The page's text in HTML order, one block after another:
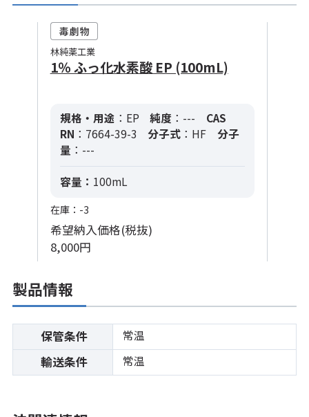
林純薬工業
1％ ふっ化水素酸 EP (100mL)
規格・用途 ：EP 純度 ：---
CAS
RN ：7664-39-3 分子式 ：HF
分子
量 ：---
容量： 100mL
在庫：-3
希望納入価格(税抜)
8,000円
製品情報
保管条件 常温
輸送条件 常温